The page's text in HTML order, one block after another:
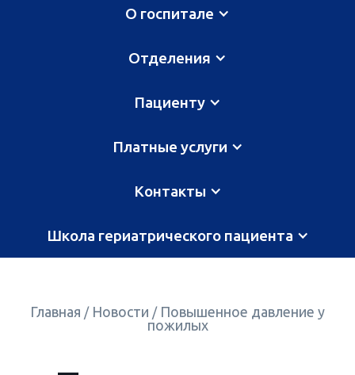
О госпитале
Отделения
Пациенту
Платные услуги
Контакты
Школа гериатрического пациента
Главная / Новости / Повышенное давление у
пожилых